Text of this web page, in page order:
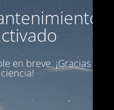
en breve. ¡Gracias por